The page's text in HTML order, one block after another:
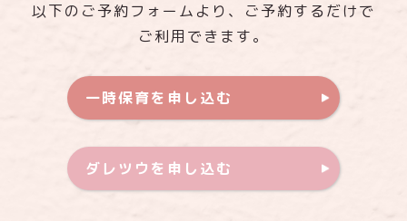
以下のご予約フォームより、ご予約するだけで
ご利用できます。
一時保育を申し込む
ダレツウを申し込む